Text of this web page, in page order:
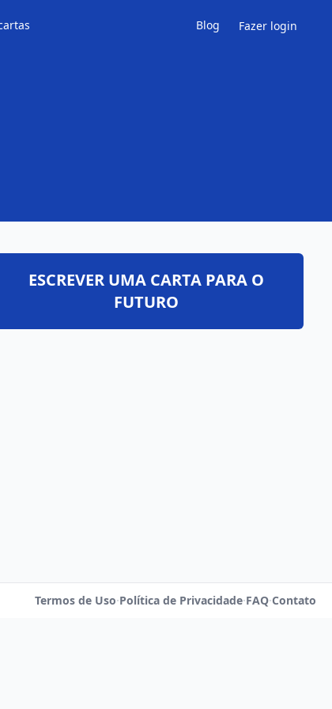
Blog Fazer login
ESCREVER UMA CARTA PARA O
FUTURO
Termos de Uso·Política de Privacidade·FAQ·Contato